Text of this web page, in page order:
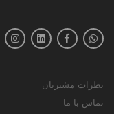
نظرات مشتریان
تماس با ما